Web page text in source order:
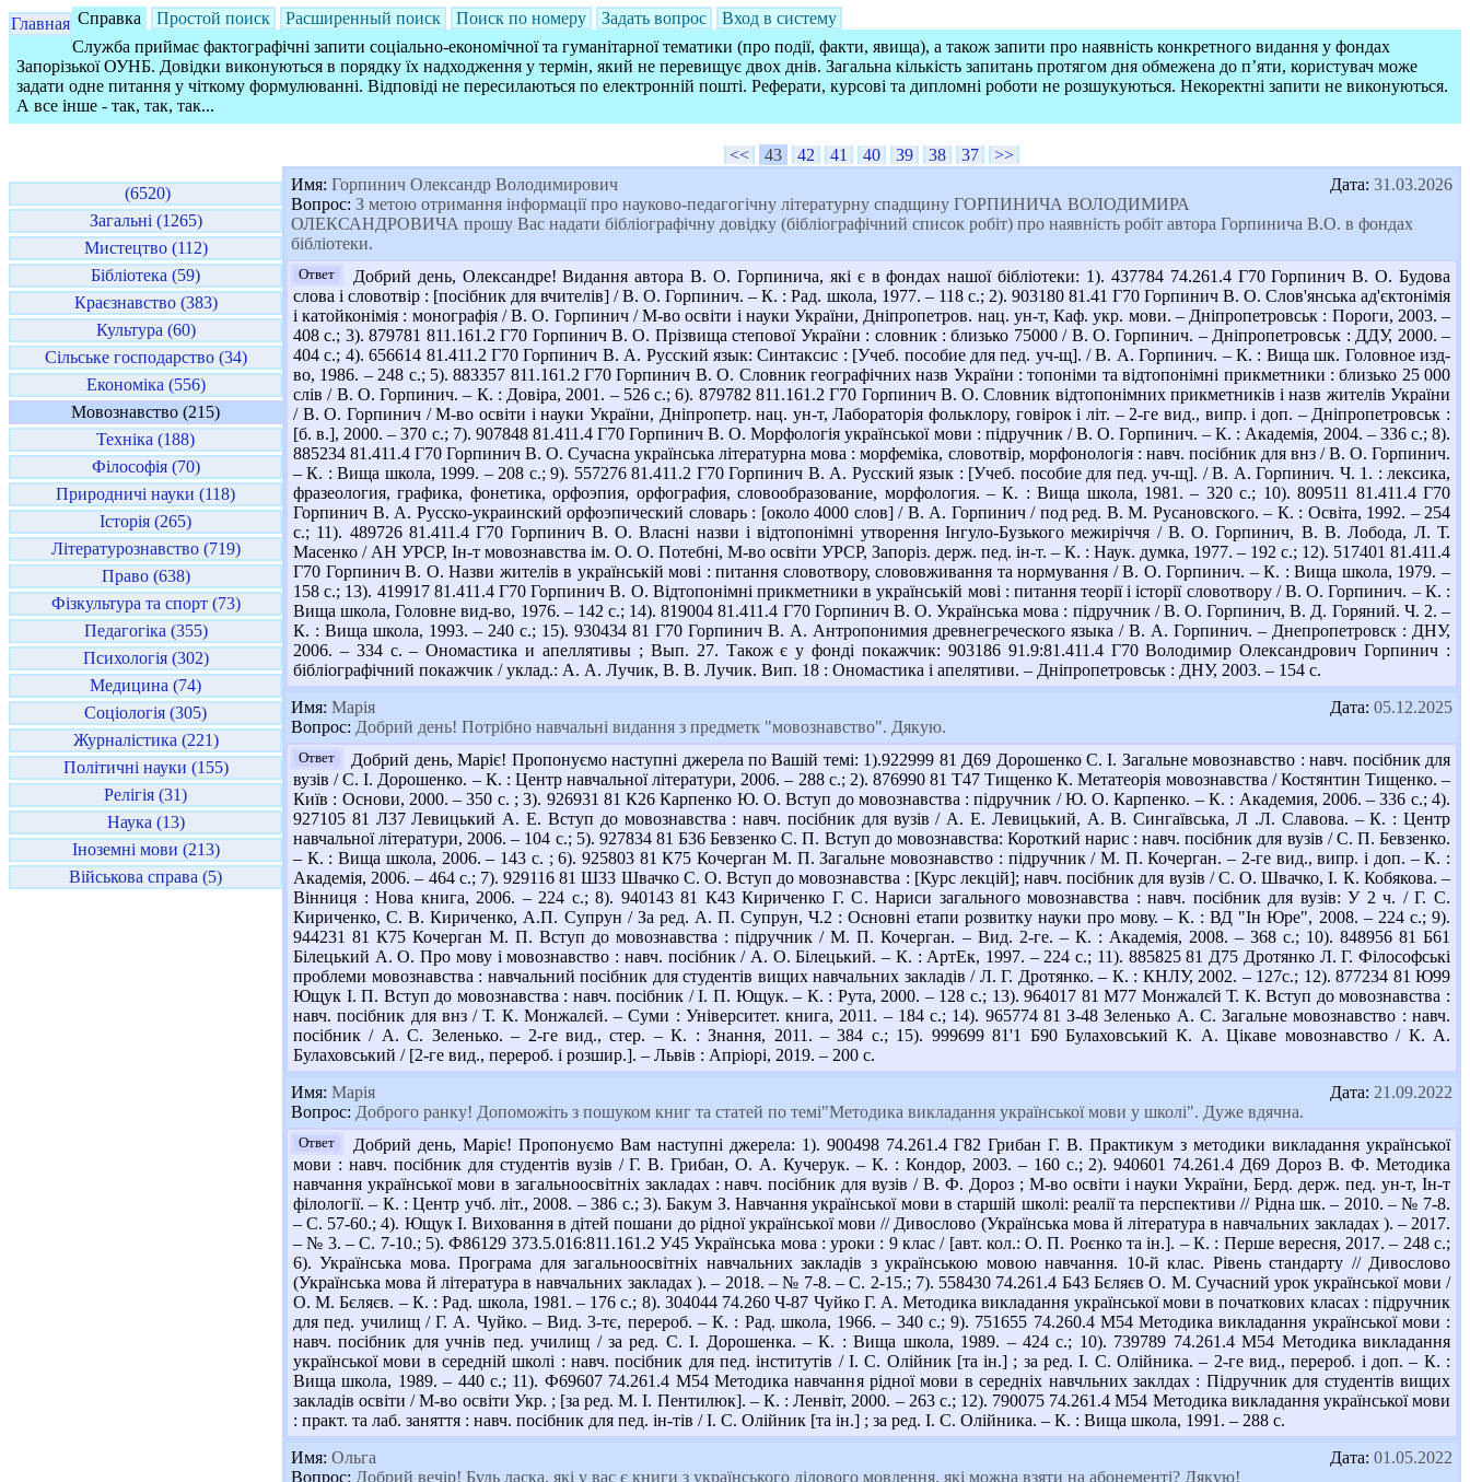
Главная Справка Простой поиск Расширенный поиск Поиск по номеру Задать вопрос
Вход в систему
Служба приймає фактографічні запити соціально-економічної та гуманітарної тематики (про події, факти, явища), а також запити про наявність конкретного видання у фондах
Запорізької ОУНБ. Довідки виконуються в порядку їх надходження у термін, який не перевищує двох днів. Загальна кількість запитань протягом дня обмежена до п’яти, користувач може
задати одне питання у чіткому формулюванні. Відповіді не пересилаються по електронній пошті. Реферати, курсові та дипломні роботи не розшукуються. Некоректні запити не виконуються.
А все інше - так, так, так...
(6520)
Загальні (1265)
Мистецтво (112)
Бібліотека (59)
Краєзнавство (383)
Культура (60)
Сільське господарство (34)
Економіка (556)
Мовознавство (215)
Техніка (188)
Філософія (70)
Природничі науки (118)
Історія (265)
Літературознавство (719)
Право (638)
Фізкультура та спорт (73)
Педагогіка (355)
Психологія (302)
Медицина (74)
Соціологія (305)
Журналістика (221)
Політичні науки (155)
Релігія (31)
Наука (13)
Іноземні мови (213)
Військова справа (5)
<< 43 42 41 40 39 38 37
>>
Дата: 31.03.2026
Имя: Горпинич Олександр Володимирович
Вопрос: З метою отримання інформації про науково-педагогічну літературну спадщину ГОРПИНИЧА ВОЛОДИМИРА
ОЛЕКСАНДРОВИЧА прошу Вас надати бібліографічну довідку (бібліографічний список робіт) про наявність робіт автора Горпинича В.О. в фондах
бібліотеки.
Ответ
Добрий день, Олександре! Видання автора В. О. Горпинича, які є в фондах нашої бібліотеки: 1). 437784 74.261.4 Г70 Горпинич В. О. Будова
слова і словотвір : [посібник для вчителів] / В. О. Горпинич. – К. : Рад. школа, 1977. – 118 с.; 2). 903180 81.41 Г70 Горпинич В. О. Слов'янська ад'єктонімія
і катойконімія : монографія / В. О. Горпинич / М-во освіти і науки України, Дніпропетров. нац. ун-т, Каф. укр. мови. – Дніпропетровськ : Пороги, 2003. –
408 с.; 3). 879781 811.161.2 Г70 Горпинич В. О. Прізвища степової України : словник : близько 75000 / В. О. Горпинич. – Дніпропетровськ : ДДУ, 2000. –
404 с.; 4). 656614 81.411.2 Г70 Горпинич В. А. Русский язык: Синтаксис : [Учеб. пособие для пед. уч-щ]. / В. А. Горпинич. – К. : Вища шк. Головное изд-
во, 1986. – 248 с.; 5). 883357 811.161.2 Г70 Горпинич В. О. Словник географічних назв України : топоніми та відтопонімні прикметники : близько 25 000
слів / В. О. Горпинич. – К. : Довіра, 2001. – 526 с.; 6). 879782 811.161.2 Г70 Горпинич В. О. Словник відтопонімних прикметників і назв жителів України
/ В. О. Горпинич / М-во освіти і науки України, Дніпропетр. нац. ун-т, Лабораторія фольклору, говірок і літ. – 2-ге вид., випр. і доп. – Дніпропетровськ :
[б. в.], 2000. – 370 с.; 7). 907848 81.411.4 Г70 Горпинич В. О. Морфологія української мови : підручник / В. О. Горпинич. – К. : Академія, 2004. – 336 с.; 8).
885234 81.411.4 Г70 Горпинич В. О. Сучасна українська літературна мова : морфеміка, словотвір, морфонологія : навч. посібник для внз / В. О. Горпинич.
– К. : Вища школа, 1999. – 208 с.; 9). 557276 81.411.2 Г70 Горпинич В. А. Русский язык : [Учеб. пособие для пед. уч-щ]. / В. А. Горпинич. Ч. 1. : лексика,
фразеология, графика, фонетика, орфоэпия, орфография, словообразование, морфология. – К. : Вища школа, 1981. – 320 с.; 10). 809511 81.411.4 Г70
Горпинич В. А. Русско-украинский орфоэпический словарь : [около 4000 слов] / В. А. Горпинич / под ред. В. М. Русановского. – К. : Освіта, 1992. – 254
с.; 11). 489726 81.411.4 Г70 Горпинич В. О. Власні назви і відтопонімні утворення Інгуло-Бузького межиріччя / В. О. Горпинич, В. В. Лобода, Л. Т.
Масенко / АН УРСР, Ін-т мовознавства ім. О. О. Потебні, М-во освіти УРСР, Запоріз. держ. пед. ін-т. – К. : Наук. думка, 1977. – 192 с.; 12). 517401 81.411.4
Г70 Горпинич В. О. Назви жителів в українській мові : питання словотвору, слововживання та нормування / В. О. Горпинич. – К. : Вища школа, 1979. –
158 с.; 13). 419917 81.411.4 Г70 Горпинич В. О. Відтопонімні прикметники в українській мові : питання теорії і історії словотвору / В. О. Горпинич. – К. :
Вища школа, Головне вид-во, 1976. – 142 с.; 14). 819004 81.411.4 Г70 Горпинич В. О. Українська мова : підручник / В. О. Горпинич, В. Д. Горяний. Ч. 2. –
К. : Вища школа, 1993. – 240 с.; 15). 930434 81 Г70 Горпинич В. А. Антропонимия древнегреческого языка / В. А. Горпинич. – Днепропетровск : ДНУ,
2006. – 334 с. – Ономастика и апеллятивы ; Вып. 27. Також є у фонді покажчик: 903186 91.9:81.411.4 Г70 Володимир Олександрович Горпинич :
бібліографічний покажчик / уклад.: А. А. Лучик, В. В. Лучик. Вип. 18 : Ономастика і апелятиви. – Дніпропетровськ : ДНУ, 2003. – 154 с.
Дата: 05.12.2025
Имя: Марія
Вопрос: Добрий день! Потрібно навчальні видання з предметк "мовознавство". Дякую.
Ответ
Добрий день, Маріє! Пропонуємо наступні джерела по Вашій темі: 1).922999 81 Д69 Дорошенко С. І. Загальне мовознавство : навч. посібник для
вузів / С. І. Дорошенко. – К. : Центр навчальної літератури, 2006. – 288 с.; 2). 876990 81 Т47 Тищенко К. Метатеорія мовознавства / Костянтин Тищенко. –
Київ : Основи, 2000. – 350 с. ; 3). 926931 81 К26 Карпенко Ю. О. Вступ до мовознавства : підручник / Ю. О. Карпенко. – К. : Академия, 2006. – 336 с.; 4).
927105 81 Л37 Левицький А. Е. Вступ до мовознавства : навч. посібник для вузів / А. Е. Левицький, А. В. Сингаївська, Л .Л. Славова. – К. : Центр
навчальної літератури, 2006. – 104 с.; 5). 927834 81 Б36 Бевзенко С. П. Вступ до мовознавства: Короткий нарис : навч. посібник для вузів / С. П. Бевзенко.
– К. : Вища школа, 2006. – 143 с. ; 6). 925803 81 К75 Кочерган М. П. Загальне мовознавство : підручник / М. П. Кочерган. – 2-ге вид., випр. і доп. – К. :
Академія, 2006. – 464 с.; 7). 929116 81 Ш33 Швачко С. О. Вступ до мовознавства : [Курс лекцій]; навч. посібник для вузів / С. О. Швачко, І. К. Кобякова. –
Вінниця : Нова книга, 2006. – 224 с.; 8). 940143 81 К43 Кириченко Г. С. Нариси загального мовознавства : навч. посібник для вузів: У 2 ч. / Г. С.
Кириченко, С. В. Кириченко, А.П. Супрун / За ред. А. П. Супрун, Ч.2 : Основні етапи розвитку науки про мову. – К. : ВД "Ін Юре", 2008. – 224 с.; 9).
944231 81 К75 Кочерган М. П. Вступ до мовознавства : підручник / М. П. Кочерган. – Вид. 2-ге. – К. : Академія, 2008. – 368 с.; 10). 848956 81 Б61
Білецький А. О. Про мову і мовознавство : навч. посібник / А. О. Білецький. – К. : АртЕк, 1997. – 224 с.; 11). 885825 81 Д75 Дротянко Л. Г. Філософські
проблеми мовознавства : навчальний посібник для студентів вищих навчальних закладів / Л. Г. Дротянко. – К. : КНЛУ, 2002. – 127с.; 12). 877234 81 Ю99
Ющук І. П. Вступ до мовознавства : навч. посібник / І. П. Ющук. – К. : Рута, 2000. – 128 с.; 13). 964017 81 М77 Монжалєй Т. К. Вступ до мовознавства :
навч. посібник для внз / Т. К. Монжалєй. – Суми : Університет. книга, 2011. – 184 с.; 14). 965774 81 З-48 Зеленько А. С. Загальне мовознавство : навч.
посібник / А. С. Зеленько. – 2-ге вид., стер. – К. : Знання, 2011. – 384 с.; 15). 999699 81'1 Б90 Булаховський К. А. Цікаве мовознавство / К. А.
Булаховський / [2-ге вид., перероб. і розшир.]. – Львів : Апріорі, 2019. – 200 с.
Дата: 21.09.2022
Имя: Марія
Вопрос: Доброго ранку! Допоможіть з пошуком книг та статей по темі"Методика викладання української мови у школі". Дуже вдячна.
Ответ
Добрий день, Маріє! Пропонуємо Вам наступні джерела: 1). 900498 74.261.4 Г82 Грибан Г. В. Практикум з методики викладання української
мови : навч. посібник для студентів вузів / Г. В. Грибан, О. А. Кучерук. – К. : Кондор, 2003. – 160 с.; 2). 940601 74.261.4 Д69 Дороз В. Ф. Методика
навчання української мови в загальноосвітніх закладах : навч. посібник для вузів / В. Ф. Дороз ; М-во освіти і науки України, Берд. держ. пед. ун-т, Ін-т
філології. – К. : Центр учб. літ., 2008. – 386 с.; 3). Бакум З. Навчання української мови в старшій школі: реалії та перспективи // Рідна шк. – 2010. – № 7-8.
– С. 57-60.; 4). Ющук І. Виховання в дітей пошани до рідної української мови // Дивослово (Українська мова й література в навчальних закладах ). – 2017.
– № 3. – С. 7-10.; 5). Ф86129 373.5.016:811.161.2 У45 Українська мова : уроки : 9 клас / [авт. кол.: О. П. Роєнко та ін.]. – К. : Перше вересня, 2017. – 248 с.;
6). Українська мова. Програма для загальноосвітніх навчальних закладів з українською мовою навчання. 10-й клас. Рівень стандарту // Дивослово
(Українська мова й література в навчальних закладах ). – 2018. – № 7-8. – С. 2-15.; 7). 558430 74.261.4 Б43 Бєляєв О. М. Сучасний урок української мови /
О. М. Бєляєв. – К. : Рад. школа, 1981. – 176 с.; 8). 304044 74.260 Ч-87 Чуйко Г. А. Методика викладання української мови в початкових класах : підручник
для пед. училищ / Г. А. Чуйко. – Вид. 3-тє, перероб. – К. : Рад. школа, 1966. – 340 с.; 9). 751655 74.260.4 М54 Методика викладання української мови :
навч. посібник для учнів пед. училищ / за ред. С. І. Дорошенка. – К. : Вища школа, 1989. – 424 с.; 10). 739789 74.261.4 М54 Методика викладання
української мови в середній школі : навч. посібник для пед. інститутів / І. С. Олійник [та ін.] ; за ред. І. С. Олійника. – 2-ге вид., перероб. і доп. – К. :
Вища школа, 1989. – 440 с.; 11). Ф69607 74.261.4 М54 Методика навчання рідної мови в середніх навчльних заклдах : Підручник для студентів вищих
закладів освіти / М-во освіти Укр. ; [за ред. М. І. Пентилюк]. – К. : Ленвіт, 2000. – 263 с.; 12). 790075 74.261.4 М54 Методика викладання української мови
: практ. та лаб. заняття : навч. посібник для пед. ін-тів / І. С. Олійник [та ін.] ; за ред. І. С. Олійника. – К. : Вища школа, 1991. – 288 с.
Дата: 01.05.2022
Имя: Ольга
Вопрос: Добрий вечір! Будь ласка, які у вас є книги з українського ділового мовлення, які можна взяти на абонементі? Дякую!